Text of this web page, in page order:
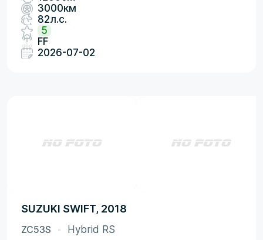
3000км
82л.с.
5
FF
2026-07-02
SUZUKI SWIFT, 2018
ZC53S Hybrid RS